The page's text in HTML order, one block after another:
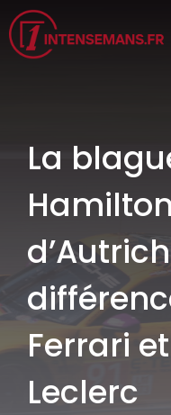
Aller
au
contenu
La
Ferrari
Leclerc